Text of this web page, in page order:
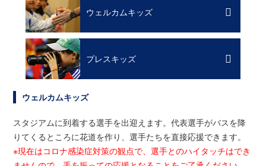
ウェルカムキッズ
プレスキッズ
ウェルカムキッズ
スタジアムに到着する選手を出迎えます。代表選手がバスを降
りてくるところに花道を作り、選手たちを直接応援できます。
※現在はコロナ感染症対策の観点で、選手とのハイタッチはでき